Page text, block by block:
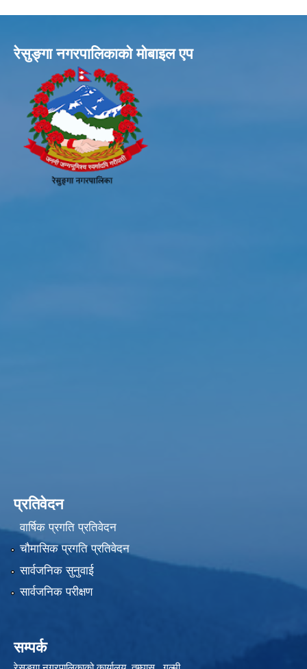
रेसुङ्गा नगरपालिकाकाे माेबाइल एप
प्रतिवेदन
वार्षिक प्रगति प्रतिवेदन
चौमासिक प्रगति प्रतिवेदन
सार्वजनिक सुनुवाई
सार्वजनिक परीक्षण
सम्पर्क